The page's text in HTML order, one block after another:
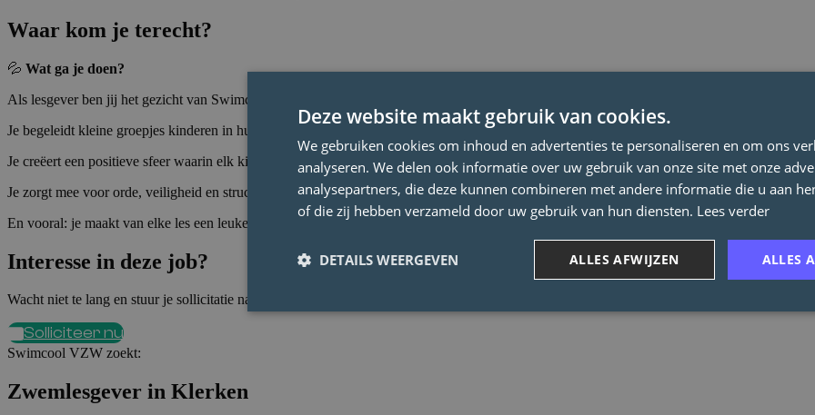
Waar kom je terecht?
💦 Wat ga je doen?
Als lesgever ben jij het gezicht van Swimcool in het zwembad:
Je begeleidt kleine groepjes kinderen in hun leerproces, op hun eigen tempo.
Je creëert een positieve sfeer waarin elk kind zich veilig en gemotiveerd voelt.
Je zorgt mee voor orde, veiligheid en structuur in en rond het bad.
En vooral: je maakt van elke les een leuke beleving die kinderen niet snel vergeten!
Interesse in deze job?
Wacht niet te lang en stuur je sollicitatie naar Swimcool VZW
Solliciteer nu
Swimcool VZW zoekt:
Zwemlesgever in Klerken
Deze website maakt gebruik van cookies.
We gebruiken cookies om inhoud en advertenties te personaliseren en om ons
analyseren. We delen ook informatie over uw gebruik van onze site met onze
analysepartners, die deze kunnen combineren met andere informatie die u aan
of die zij hebben verzameld door uw gebruik van hun diensten. Lees verder
ALLES
ALLES AFWIJZEN
DETAILS WEERGEVEN